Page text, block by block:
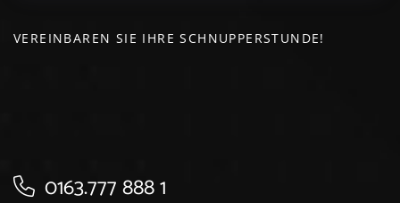
VEREINBAREN SIE IHRE SCHNUPPERSTUNDE!
0163.777 888 1